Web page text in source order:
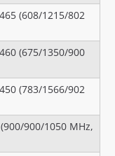
(608/1215/802
(675/1350/900
(783/1566/902
900/1050 MHz,